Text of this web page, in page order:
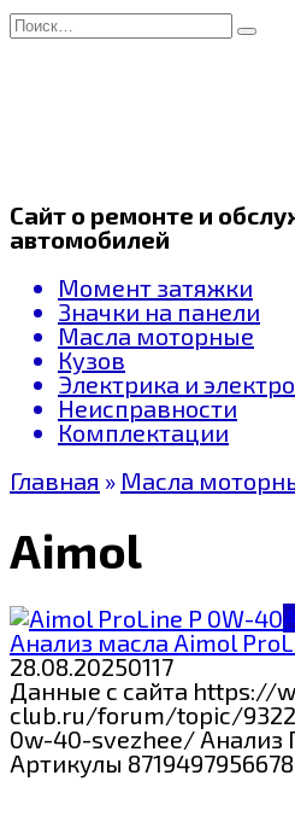
Перейти
к
Search
for:
Сайт о ремонте и
автомобилей
Момент затяжки
Значки на панели
Масла моторные
Кузов
Электрика и
Неисправности
Комплектации
Главная » Масла
Aimol
Анализ масла Aimol
28.08.20250117
Данные с сайта https://
club.ru/forum/topic/
0w-40-svezhee/
Артикулы